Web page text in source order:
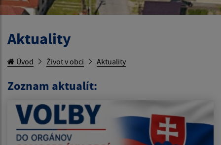
Aktuality
Úvod Život v obci Aktuality
Zoznam aktualít: